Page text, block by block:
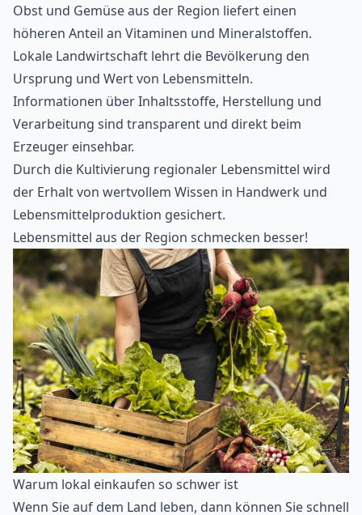
Obst und Gemüse aus der Region liefert einen
höheren Anteil an Vitaminen und Mineralstoffen.
Lokale Landwirtschaft lehrt die Bevölkerung den
Ursprung und Wert von Lebensmitteln.
Informationen über Inhaltsstoffe, Herstellung und
Verarbeitung sind transparent und direkt beim
Erzeuger einsehbar.
Durch die Kultivierung regionaler Lebensmittel wird
der Erhalt von wertvollem Wissen in Handwerk und
Lebensmittelproduktion gesichert.
Lebensmittel aus der Region schmecken besser!
Warum lokal einkaufen so schwer ist
Wenn Sie auf dem Land leben, dann können Sie schnell